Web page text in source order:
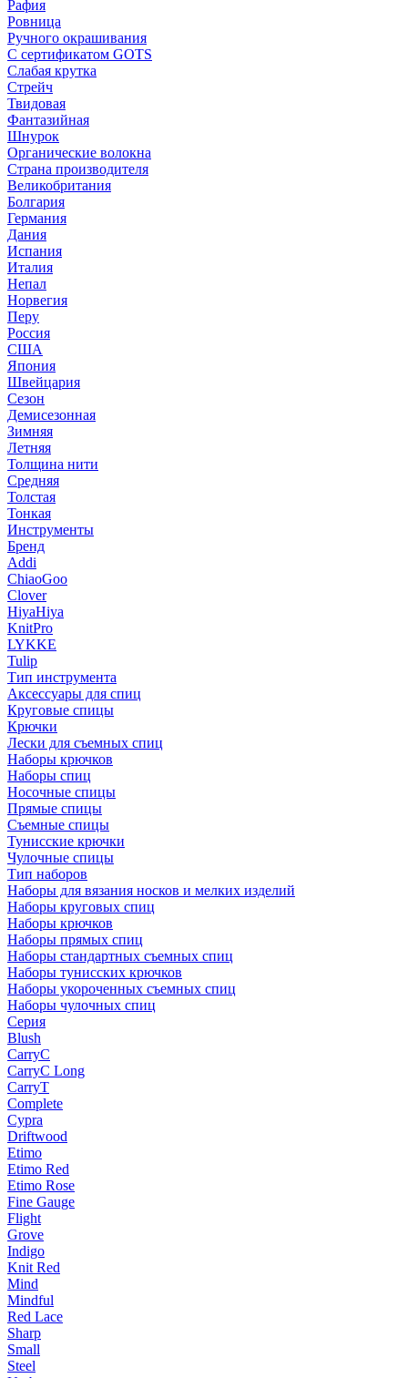
Рафия
Ровница
Ручного окрашивания
С сертификатом GOTS
Слабая крутка
Стрейч
Твидовая
Фантазийная
Шнурок
Органические волокна
Страна производителя
Великобритания
Болгария
Германия
Дания
Испания
Италия
Непал
Норвегия
Перу
Россия
США
Япония
Швейцария
Сезон
Демисезонная
Зимняя
Летняя
Толщина нити
Средняя
Толстая
Тонкая
Инструменты
Бренд
Addi
ChiaoGoo
Clover
HiyaHiya
KnitPro
LYKKE
Tulip
Тип инструмента
Аксессуары для спиц
Круговые спицы
Крючки
Лески для съемных спиц
Наборы крючков
Наборы спиц
Носочные спицы
Прямые спицы
Съемные спицы
Тунисские крючки
Чулочные спицы
Тип наборов
Наборы для вязания носков и мелких изделий
Наборы круговых спиц
Наборы крючков
Наборы прямых спиц
Наборы стандартных съемных спиц
Наборы тунисских крючков
Наборы укороченных съемных спиц
Наборы чулочных спиц
Серия
Blush
CarryC
CarryC Long
CarryT
Complete
Cypra
Driftwood
Etimo
Etimo Red
Etimo Rose
Fine Gauge
Flight
Grove
Indigo
Knit Red
Mind
Mindful
Red Lace
Sharp
Small
Steel